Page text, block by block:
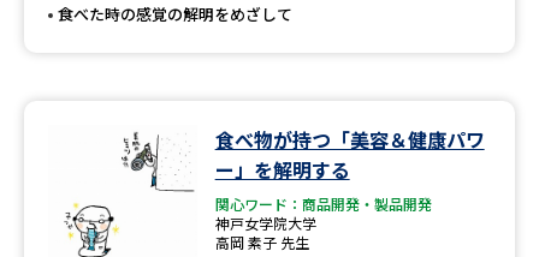
食べた時の感覚の解明をめざして
食べ物が持つ「美容＆健康パワ
ー」を解明する
関心ワード：商品開発・製品開発
神戸女学院大学
高岡 素子 先生